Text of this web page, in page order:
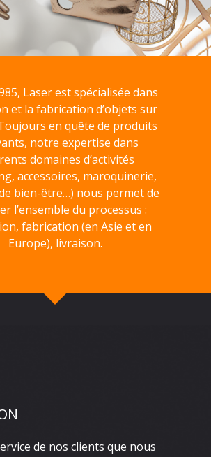
Laser est spécialisée dans
et la fabrication d’objets sur
en quête de produits
notre expertise dans
domaines d’activités
accessoires, maroquinerie,
bien-être…) nous permet de
l’ensemble du processus :
fabrication (en Asie et en
Europe), livraison.
de nos clients que nous